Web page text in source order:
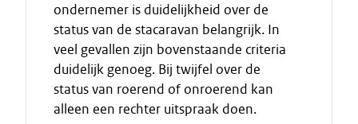
ondernemer is duidelijkheid over de
status van de stacaravan belangrijk. In
veel gevallen zijn bovenstaande criteria
duidelijk genoeg. Bij twijfel over de
status van roerend of onroerend kan
alleen een rechter uitspraak doen.